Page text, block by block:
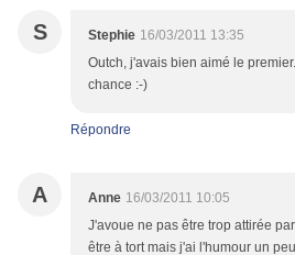
S Stephie 16/03/2011 13:35
Outch, j'avais bien aimé le
chance :-)
Répondre
A Anne 16/03/2011 10:05
J'avoue ne pas être trop attirée
être à tort mais j'ai l'humour un